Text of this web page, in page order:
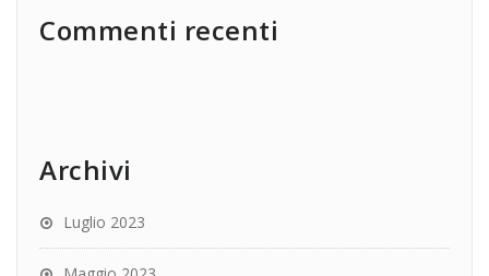
Commenti recenti
Archivi
Luglio 2023